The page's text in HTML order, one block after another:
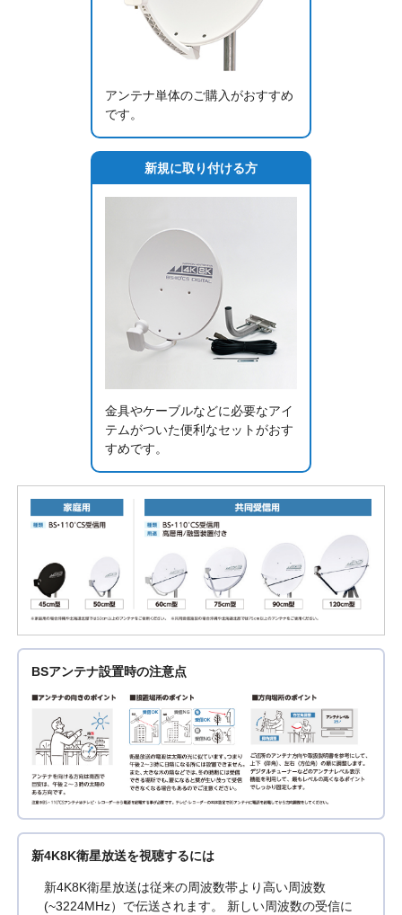
アンテナ単体のご購入がおすすめ
です。
新規に取り付ける方
金具やケーブルなどに必要なアイ
テムがついた便利なセットがおす
すめです。
BSアンテナ設置時の注意点
新4K8K衛星放送を視聴するには
新4K8K衛星放送は従来の周波数帯より高い周波数
(~3224MHz）で伝送されます。 新しい周波数の受信に